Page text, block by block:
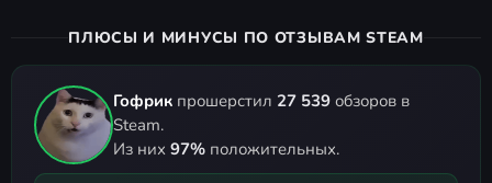
ПЛЮСЫ И МИНУСЫ ПО ОТЗЫВАМ STEAM
Гофрик прошерстил 27 539 обзоров в
Steam.
Из них 97% положительных.